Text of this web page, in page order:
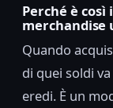
Perché è
merchandise
Quando
di quei soldi
eredi. È un